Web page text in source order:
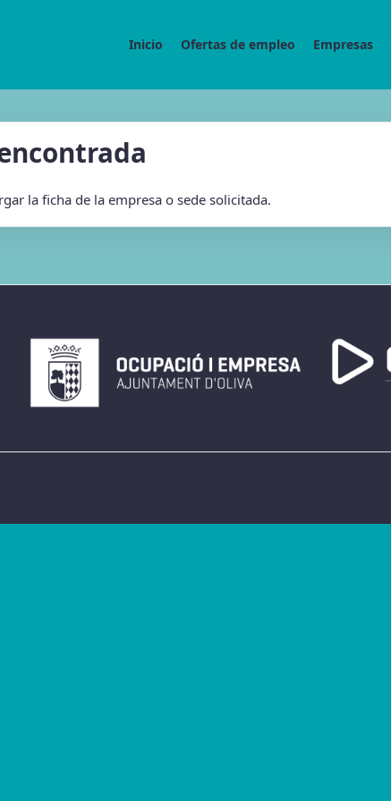
Inicio Ofertas de empleo Empresas
la ficha de la empresa o sede solicitada.